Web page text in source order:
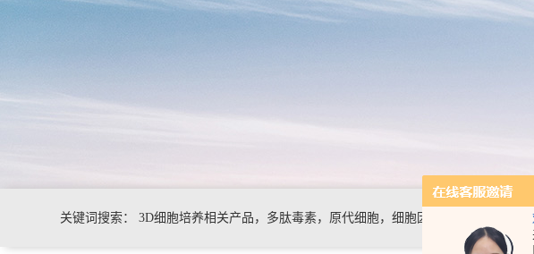
关键词搜索： 3D细胞培养相关产品，多肽毒素，原代细胞，细胞因子，抗体，试剂盒